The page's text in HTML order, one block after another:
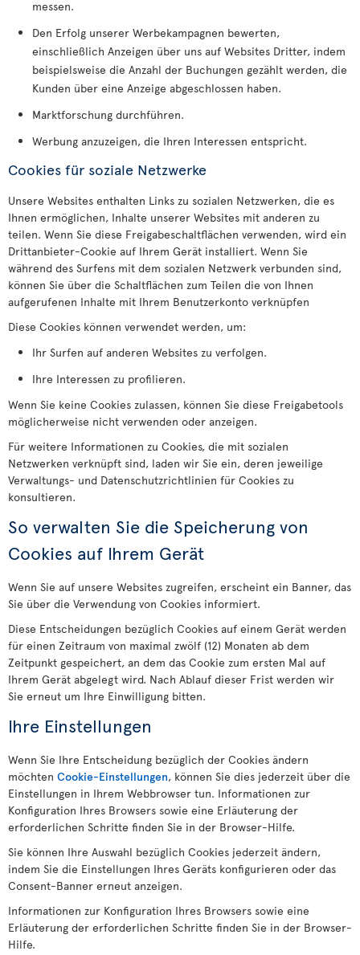
messen.
Den Erfolg unserer Werbekampagnen bewerten,
einschließlich Anzeigen über uns auf Websites Dritter, indem
beispielsweise die Anzahl der Buchungen gezählt werden, die
Kunden über eine Anzeige abgeschlossen haben.
Marktforschung durchführen.
Werbung anzuzeigen, die Ihren Interessen entspricht.
Cookies für soziale Netzwerke
Unsere Websites enthalten Links zu sozialen Netzwerken, die es
Ihnen ermöglichen, Inhalte unserer Websites mit anderen zu
teilen. Wenn Sie diese Freigabeschaltflächen verwenden, wird ein
Drittanbieter-Cookie auf Ihrem Gerät installiert. Wenn Sie
während des Surfens mit dem sozialen Netzwerk verbunden sind,
können Sie über die Schaltflächen zum Teilen die von Ihnen
aufgerufenen Inhalte mit Ihrem Benutzerkonto verknüpfen
Diese Cookies können verwendet werden, um:
Ihr Surfen auf anderen Websites zu verfolgen.
Ihre Interessen zu profilieren.
Wenn Sie keine Cookies zulassen, können Sie diese Freigabetools
möglicherweise nicht verwenden oder anzeigen.
Für weitere Informationen zu Cookies, die mit sozialen
Netzwerken verknüpft sind, laden wir Sie ein, deren jeweilige
Verwaltungs- und Datenschutzrichtlinien für Cookies zu
konsultieren.
So verwalten Sie die Speicherung von
Cookies auf Ihrem Gerät
Wenn Sie auf unsere Websites zugreifen, erscheint ein Banner, das
Sie über die Verwendung von Cookies informiert.
Diese Entscheidungen bezüglich Cookies auf einem Gerät werden
für einen Zeitraum von maximal zwölf (12) Monaten ab dem
Zeitpunkt gespeichert, an dem das Cookie zum ersten Mal auf
Ihrem Gerät abgelegt wird. Nach Ablauf dieser Frist werden wir
Sie erneut um Ihre Einwilligung bitten.
Ihre Einstellungen
Wenn Sie Ihre Entscheidung bezüglich der Cookies ändern
möchten Cookie-Einstellungen, können Sie dies jederzeit über die
Einstellungen in Ihrem Webbrowser tun. Informationen zur
Konfiguration Ihres Browsers sowie eine Erläuterung der
erforderlichen Schritte finden Sie in der Browser-Hilfe.
Sie können Ihre Auswahl bezüglich Cookies jederzeit ändern,
indem Sie die Einstellungen Ihres Geräts konfigurieren oder das
Consent-Banner erneut anzeigen.
Informationen zur Konfiguration Ihres Browsers sowie eine
Erläuterung der erforderlichen Schritte finden Sie in der Browser-
Hilfe.